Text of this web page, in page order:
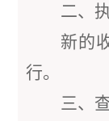
二、
新的
行。
三、